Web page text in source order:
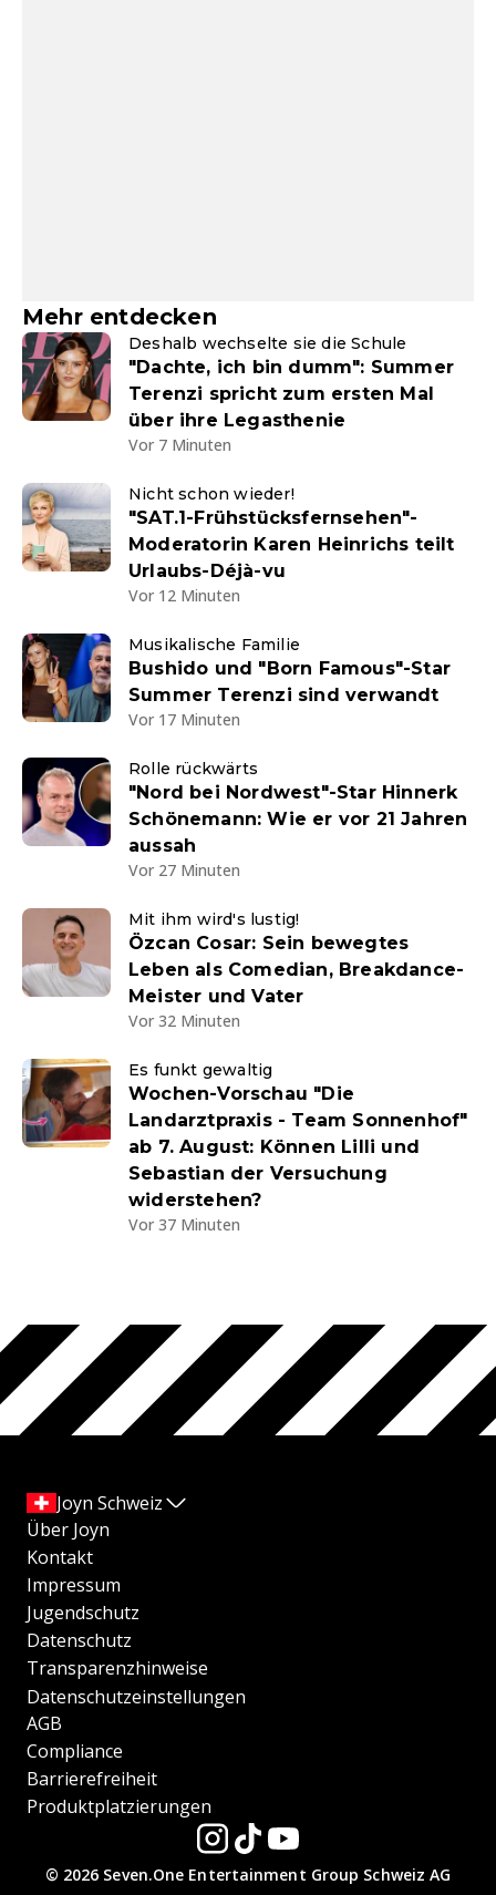
Mehr entdecken
Deshalb wechselte sie die Schule
"Dachte, ich bin dumm": Summer
Terenzi spricht zum ersten Mal
über ihre Legasthenie
Vor 7 Minuten
Nicht schon wieder!
"SAT.1-Frühstücksfernsehen"-
Moderatorin Karen Heinrichs teilt
Urlaubs-Déjà-vu
Vor 12 Minuten
Musikalische Familie
Bushido und "Born Famous"-Star
Summer Terenzi sind verwandt
Vor 17 Minuten
Rolle rückwärts
"Nord bei Nordwest"-Star Hinnerk
Schönemann: Wie er vor 21 Jahren
aussah
Vor 27 Minuten
Mit ihm wird's lustig!
Özcan Cosar: Sein bewegtes
Leben als Comedian, Breakdance-
Meister und Vater
Vor 32 Minuten
Es funkt gewaltig
Wochen-Vorschau "Die
Landarztpraxis - Team Sonnenhof"
ab 7. August: Können Lilli und
Sebastian der Versuchung
widerstehen?
Vor 37 Minuten
Joyn Schweiz
Über Joyn
Kontakt
Impressum
Jugendschutz
Datenschutz
Transparenzhinweise
Datenschutzeinstellungen
AGB
Compliance
Barrierefreiheit
Produktplatzierungen
© 2026 Seven.One Entertainment Group Schweiz AG